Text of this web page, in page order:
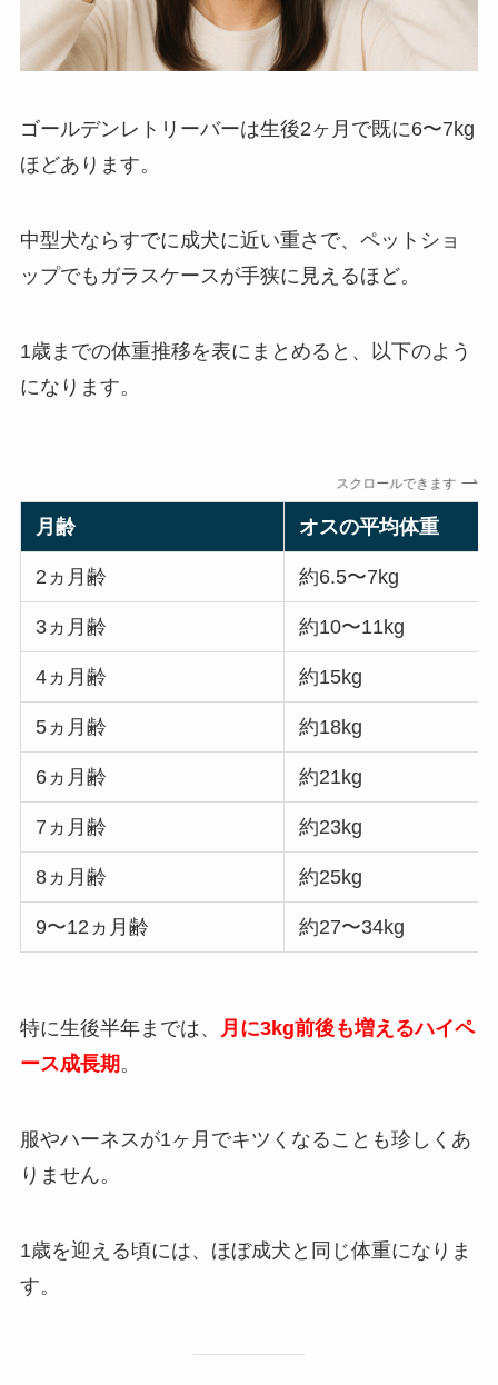
ゴールデンレトリーバーは生後2ヶ月で既に6〜7kg
ほどあります。
中型犬ならすでに成犬に近い重さで、ペットショ
ップでもガラスケースが手狭に見えるほど。
1歳までの体重推移を表にまとめると、以下のよう
になります。
スクロールできます
月齢 オスの平均体重
2ヵ月齢 約6.5〜7kg
3ヵ月齢 約10〜11kg
4ヵ月齢 約15kg
5ヵ月齢 約18kg
6ヵ月齢 約21kg
7ヵ月齢 約23kg
8ヵ月齢 約25kg
9〜12ヵ月齢 約27〜34kg
特に生後半年までは、
月に3kg前後も増えるハイペ
ース成長期。
服やハーネスが1ヶ月でキツくなることも珍しくあ
りません。
1歳を迎える頃には、ほぼ成犬と同じ体重になりま
す。